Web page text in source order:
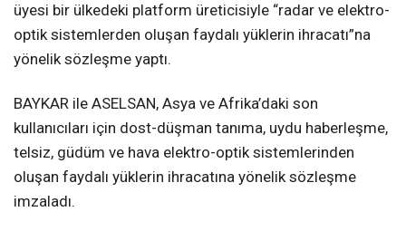
üyesi bir ülkedeki platform üreticisiyle “radar ve elektro-
optik sistemlerden oluşan faydalı yüklerin ihracatı”na
yönelik sözleşme yaptı.
BAYKAR ile ASELSAN, Asya ve Afrika’daki son
kullanıcıları için dost-düşman tanıma, uydu haberleşme,
telsiz, güdüm ve hava elektro-optik sistemlerinden
oluşan faydalı yüklerin ihracatına yönelik sözleşme
imzaladı.